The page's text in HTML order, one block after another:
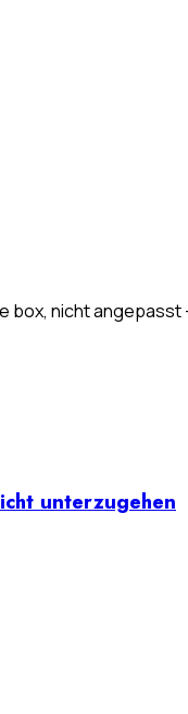
nicht
unterzugehen